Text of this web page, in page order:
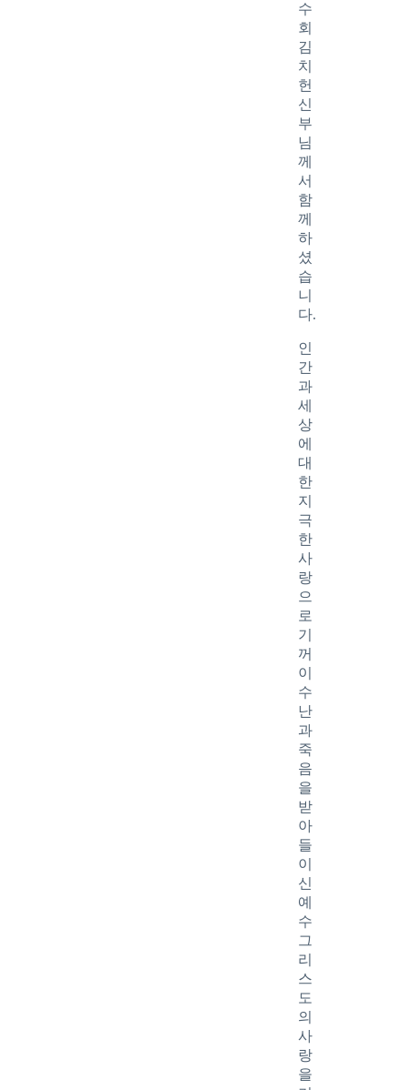
수
회
김
치
헌
신
부
님
께
서
함
께
하
셨
습
니
다.
인
간
과
세
상
에
대
한
지
극
한
사
랑
으
로
기
꺼
이
수
난
과
죽
음
을
받
아
들
이
신
예
수
그
리
스
도
의
사
랑
을